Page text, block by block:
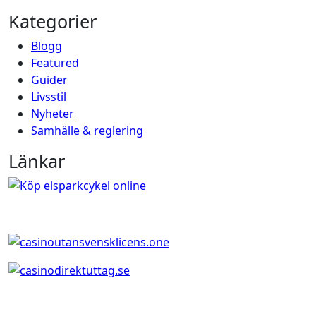
Kategorier
Blogg
Featured
Guider
Livsstil
Nyheter
Samhälle & reglering
Länkar